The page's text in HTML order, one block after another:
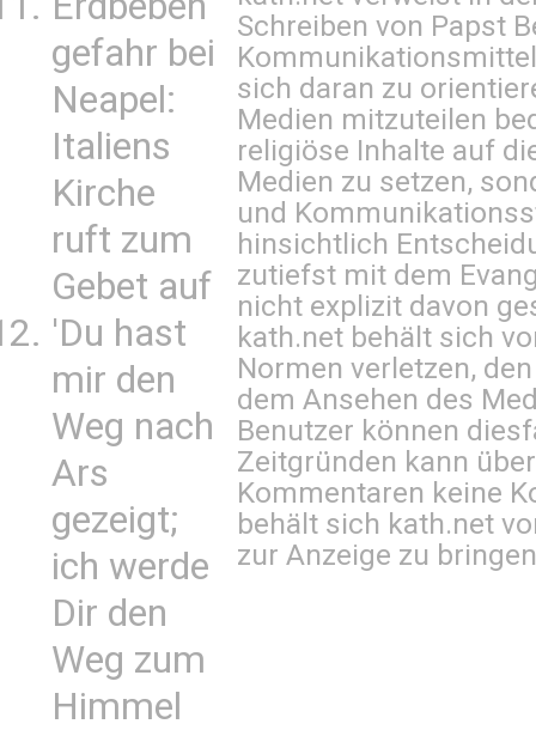
gefahr bei
Neapel:
Italiens
Kirche
ruft zum
Gebet auf
'Du hast
mir den
Weg nach
Ars
gezeigt;
ich werde
Dir den
Weg zum
Himmel
Schreiben von Papst
sich daran zu
Medien mitzuteilen
religiöse Inhalte auf
Medien zu setzen,
und
hinsichtlich
zutiefst mit dem
nicht explizit davon
kath.net behält sich
Normen verletzen,
dem Ansehen des
Benutzer können
Zeitgründen kann
Kommentaren keine
behält sich kath.net
zur Anzeige zu